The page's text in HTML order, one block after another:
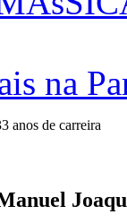
na
anos de carreira